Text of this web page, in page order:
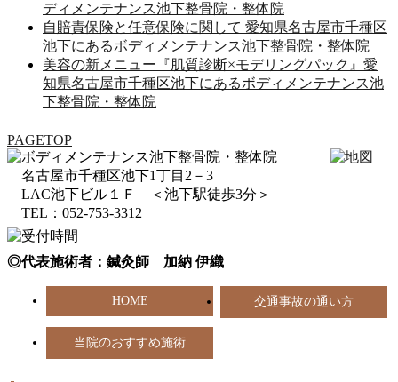
ディメンテナンス池下整骨院・整体院
自賠責保険と任意保険に関して 愛知県名古屋市千種区
池下にあるボディメンテナンス池下整骨院・整体院
美容の新メニュー『肌質診断×モデリングパック』愛
知県名古屋市千種区池下にあるボディメンテナンス池
下整骨院・整体院
PAGETOP
名古屋市千種区池下1丁目2－3
LAC池下ビル１Ｆ ＜池下駅徒歩3分＞
TEL：052-753-3312
◎代表施術者：鍼灸師 加納 伊織
HOME 交通事故の通い方
当院のおすすめ施術